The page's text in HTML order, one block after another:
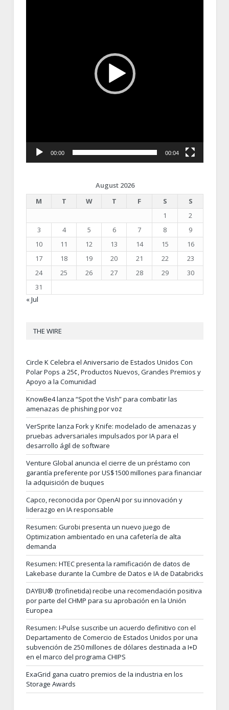
00:00 00:04
August 2026
M
T W T F S
S
1
2
3
4 5 6 7 8
9
10
11 12 13 14 15
16
17
18 19 20 21 22
23
24
25 26 27 28 29
30
31
« Jul
THE WIRE
Circle K Celebra el Aniversario de Estados Unidos Con
Polar Pops a 25¢, Productos Nuevos, Grandes Premios y
Apoyo a la Comunidad
KnowBe4 lanza “Spot the Vish” para combatir las
amenazas de phishing por voz
VerSprite lanza Fork y Knife: modelado de amenazas y
pruebas adversariales impulsados por IA para el
desarrollo ágil de software
Venture Global anuncia el cierre de un préstamo con
garantía preferente por US$1500 millones para financiar
la adquisición de buques
Capco, reconocida por OpenAI por su innovación y
liderazgo en IA responsable
Resumen: Gurobi presenta un nuevo juego de
Optimization ambientado en una cafetería de alta
demanda
Resumen: HTEC presenta la ramificación de datos de
Lakebase durante la Cumbre de Datos e IA de Databricks
DAYBU® (trofinetida) recibe una recomendación positiva
por parte del CHMP para su aprobación en la Unión
Europea
Resumen: I-Pulse suscribe un acuerdo definitivo con el
Departamento de Comercio de Estados Unidos por una
subvención de 250 millones de dólares destinada a I+D
en el marco del programa CHIPS
ExaGrid gana cuatro premios de la industria en los
Storage Awards